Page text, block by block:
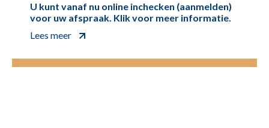
U kunt vanaf nu online inchecken (aanmelden)
voor uw afspraak. Klik voor meer informatie.
Lees meer